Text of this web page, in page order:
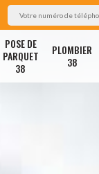
POSE DE
PARQUET
38
PLOMBIER
38